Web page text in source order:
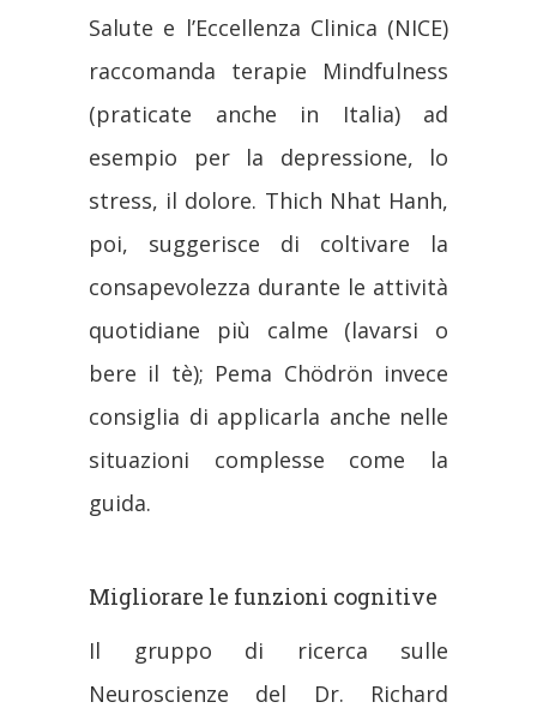
Salute e l’Eccellenza Clinica (NICE)
raccomanda terapie Mindfulness
(praticate anche in Italia) ad
esempio per la depressione, lo
stress, il dolore. Thich Nhat Hanh,
poi, suggerisce di coltivare la
consapevolezza durante le attività
quotidiane più calme (lavarsi o
bere il tè); Pema Chödrön invece
consiglia di applicarla anche nelle
situazioni complesse come la
guida.
Migliorare le funzioni cognitive
Il gruppo di ricerca sulle
Neuroscienze del Dr. Richard